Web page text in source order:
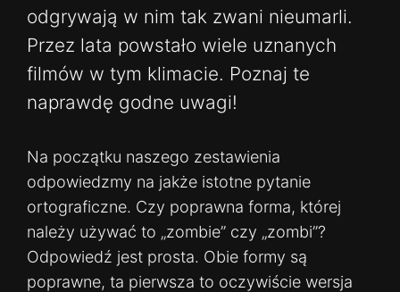
odgrywają w nim tak zwani nieumarli.
Przez lata powstało wiele uznanych
filmów w tym klimacie. Poznaj te
naprawdę godne uwagi!
Na początku naszego zestawienia
odpowiedzmy na jakże istotne pytanie
ortograficzne. Czy poprawna forma, której
należy używać to „zombie” czy „zombi”?
Odpowiedź jest prosta. Obie formy są
poprawne, ta pierwsza to oczywiście wersja